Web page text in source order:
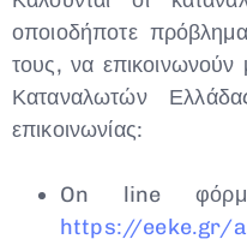
οποιοδήποτε
τους, να
Καταναλωτών
επικοινωνίας:
On line φόρμα
https://eeke.gr/